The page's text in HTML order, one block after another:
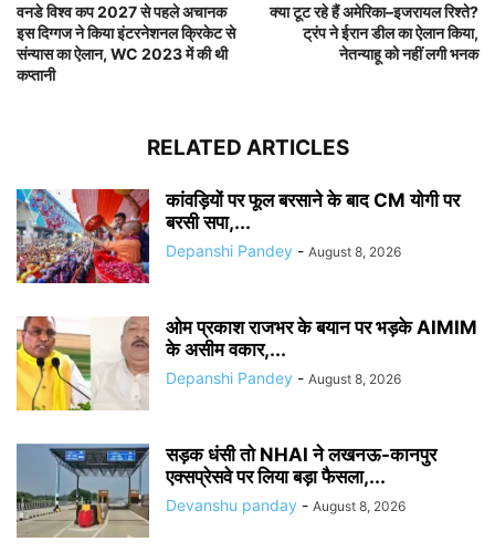
वनडे विश्व कप 2027 से पहले अचानक
इस दिग्गज ने किया इंटरनेशनल क्रिकेट से
संन्यास का ऐलान, WC 2023 में की थी
कप्तानी
क्या टूट रहे हैं अमेरिका–इजरायल रिश्ते?
ट्रंप ने ईरान डील का ऐलान किया,
नेतन्याहू को नहीं लगी भनक
RELATED ARTICLES
कांवड़ियों पर फूल बरसाने के बाद CM योगी पर
बरसी सपा,...
Depanshi Pandey - August 8, 2026
ओम प्रकाश राजभर के बयान पर भड़के AIMIM
के असीम वकार,...
Depanshi Pandey - August 8, 2026
सड़क धंसी तो NHAI ने लखनऊ-कानपुर
एक्सप्रेसवे पर लिया बड़ा फैसला,...
Devanshu panday - August 8, 2026